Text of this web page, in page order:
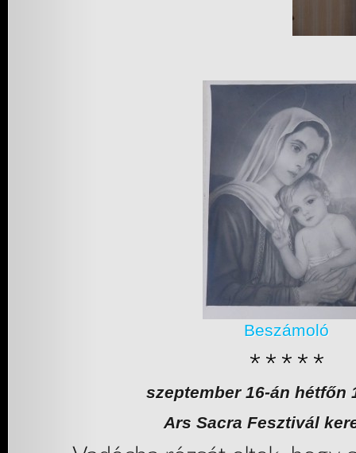
Beszámoló
szeptember 16-án hétfőn
Ars Sacra Fesztivál